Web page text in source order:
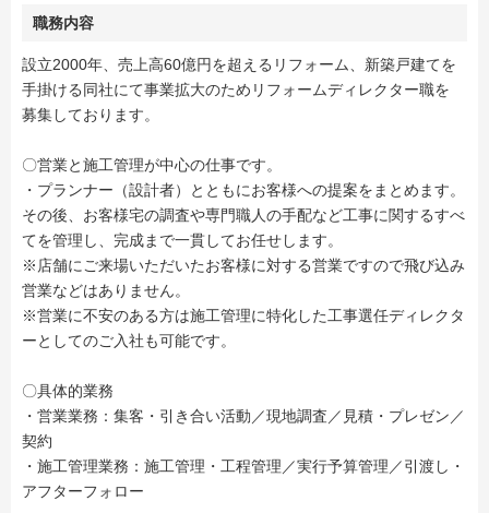
職務内容
設立2000年、売上高60億円を超えるリフォーム、新築戸建てを
手掛ける同社にて事業拡大のためリフォームディレクター職を
募集しております。
〇営業と施工管理が中心の仕事です。
・プランナー（設計者）とともにお客様への提案をまとめます。
その後、お客様宅の調査や専門職人の手配など工事に関するすべ
てを管理し、完成まで一貫してお任せします。
※店舗にご来場いただいたお客様に対する営業ですので飛び込み
営業などはありません。
※営業に不安のある方は施工管理に特化した工事選任ディレクタ
ーとしてのご入社も可能です。
〇具体的業務
・営業業務：集客・引き合い活動／現地調査／見積・プレゼン／
契約
・施工管理業務：施工管理・工程管理／実行予算管理／引渡し・
アフターフォロー